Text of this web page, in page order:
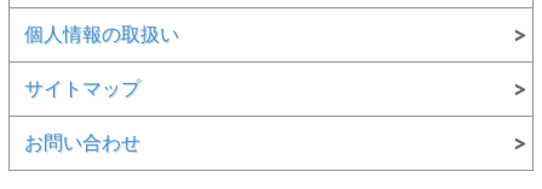
個人情報の取扱い
サイトマップ
お問い合わせ